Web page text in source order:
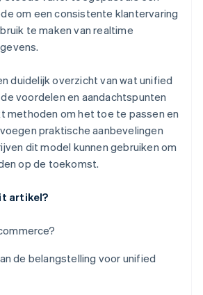
om een consistente klantervaring
te maken van realtime
duidelijk overzicht van wat unified
voordelen en aandachtspunten
methoden om het toe te passen en
praktische aanbevelingen
dit model kunnen gebruiken om
op de toekomst.
artikel?
de belangstelling voor unified